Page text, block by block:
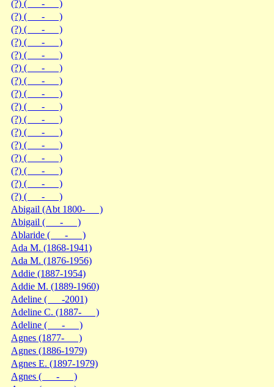
(?) ( - )
(?) ( - )
(?) ( - )
(?) ( - )
(?) ( - )
(?) ( - )
(?) ( - )
(?) ( - )
(?) ( - )
(?) ( - )
(?) ( - )
(?) ( - )
(?) ( - )
(?) ( - )
(?) ( - )
(?) ( - )
Abigail (Abt 1800- )
Abigail ( - )
Ablaride ( - )
Ada M. (1868-1941)
Ada M. (1876-1956)
Addie (1887-1954)
Addie M. (1889-1960)
Adeline ( -2001)
Adeline C. (1887- )
Adeline ( - )
Agnes (1877- )
Agnes (1886-1979)
Agnes E. (1897-1979)
Agnes ( - )